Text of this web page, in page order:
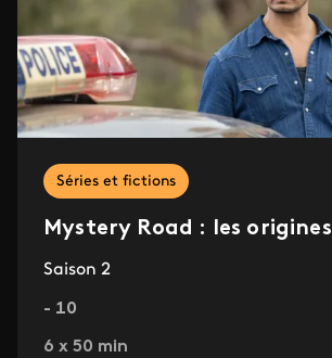
Séries et fictions
Mystery Road : les origines
Saison 2
- 10
6 x 50 min